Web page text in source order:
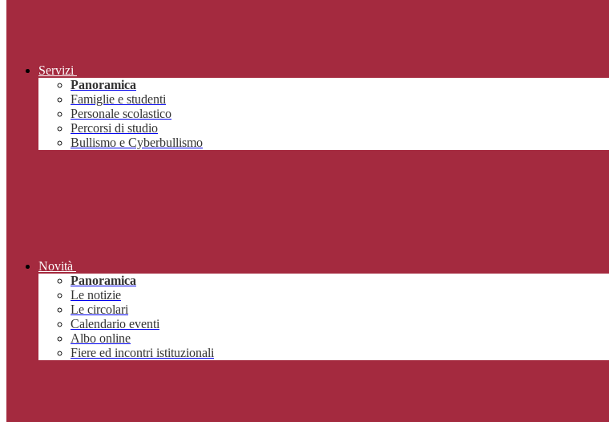
Servizi
Panoramica
Famiglie e studenti
Personale scolastico
Percorsi di studio
Bullismo e Cyberbullismo
Novità
Panoramica
Le notizie
Le circolari
Calendario eventi
Albo online
Fiere ed incontri istituzionali